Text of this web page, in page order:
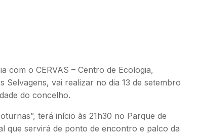
com o CERVAS – Centro de Ecologia,
Selvagens, vai realizar no dia 13 de setembro
do concelho.
terá início às 21h30 no Parque de
que servirá de ponto de encontro e palco da